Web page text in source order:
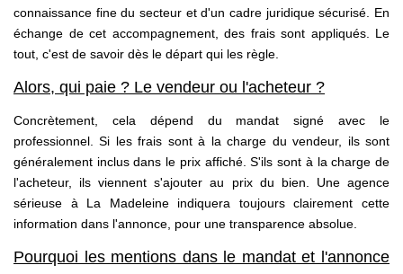
connaissance fine du secteur et d'un cadre juridique sécurisé. En
échange de cet accompagnement, des frais sont appliqués. Le
tout, c'est de savoir dès le départ qui les règle.
Alors, qui paie ? Le vendeur ou l'acheteur ?
Concrètement, cela dépend du mandat signé avec le
professionnel. Si les frais sont à la charge du vendeur, ils sont
généralement inclus dans le prix affiché. S'ils sont à la charge de
l'acheteur, ils viennent s'ajouter au prix du bien. Une agence
sérieuse à La Madeleine indiquera toujours clairement cette
information dans l'annonce, pour une transparence absolue.
Pourquoi les mentions dans le mandat et l'annonce